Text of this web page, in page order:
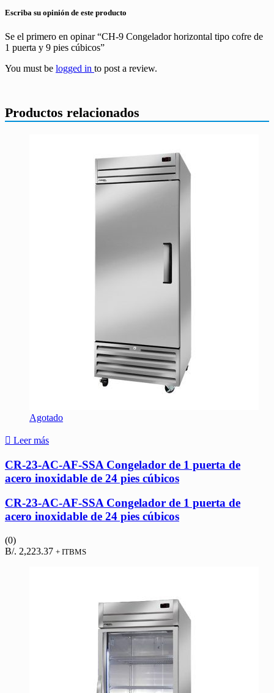
Escriba su opinión de este producto
Se el primero en opinar “CH-9 Congelador horizontal tipo cofre de
1 puerta y 9 pies cúbicos”
You must be logged in to post a review.
Productos relacionados
Agotado
Leer más
CR-23-AC-AF-SSA Congelador de 1 puerta de
acero inoxidable de 24 pies cúbicos
CR-23-AC-AF-SSA Congelador de 1 puerta de
acero inoxidable de 24 pies cúbicos
(0)
B/. 2,223.37 + ITBMS